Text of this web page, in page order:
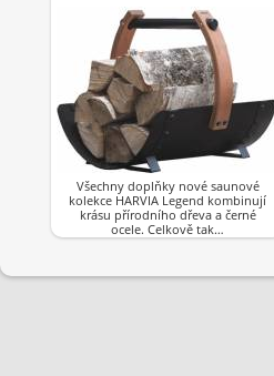
Všechny doplňky nové saunové
kolekce HARVIA Legend kombinují
krásu přírodního dřeva a černé
ocele. Celkově tak…